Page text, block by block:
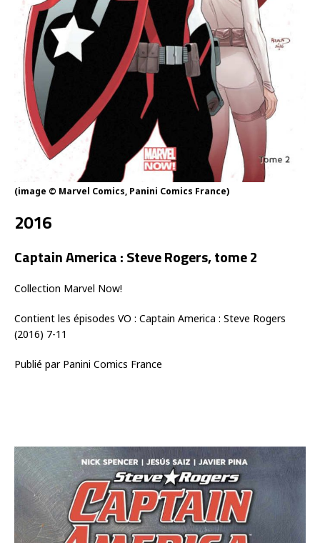
(image © Marvel Comics, Panini Comics France)
2016
Captain America : Steve Rogers, tome 2
Collection Marvel Now!
Contient les épisodes VO : Captain America : Steve Rogers
(2016) 7-11
Publié par Panini Comics France